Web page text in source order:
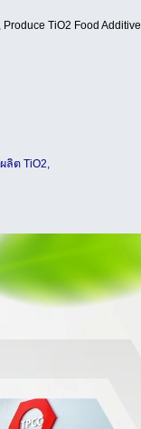
TiO2 Food Additive
ต TiO2,